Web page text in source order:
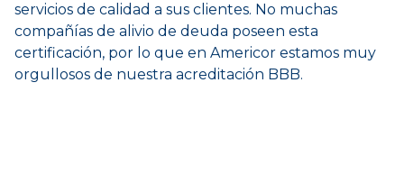
servicios de calidad a sus clientes. No muchas
compañías de alivio de deuda poseen esta
certificación, por lo que en Americor estamos muy
orgullosos de nuestra acreditación BBB.